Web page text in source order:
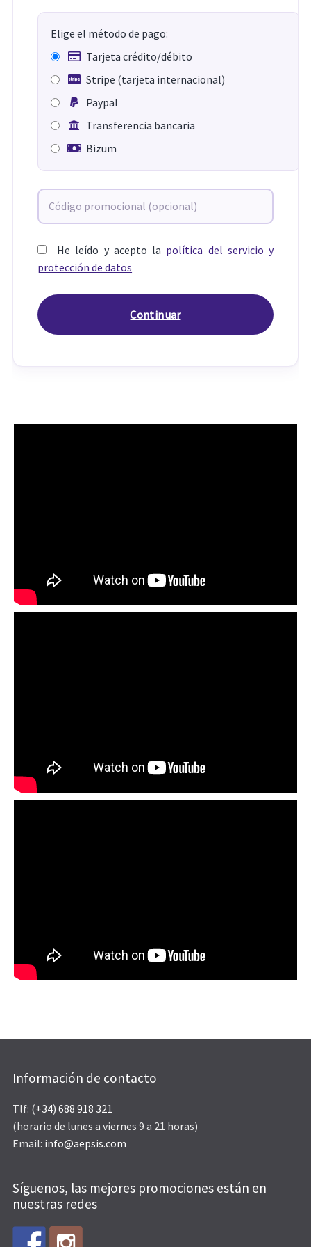
Elige el método de pago:
Tarjeta crédito/débito
Stripe (tarjeta internacional)
Paypal
Transferencia bancaria
Bizum
He leído y acepto la política del servicio y
protección de datos
Información de contacto
Tlf: (+34) 688 918 321
(horario de lunes a viernes 9 a 21 horas)
Email: info@aepsis.com
Síguenos, las mejores promociones están en
nuestras redes